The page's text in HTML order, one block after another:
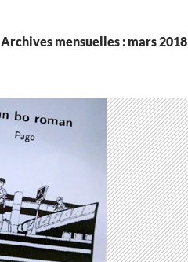
Archives mensuelles : mars 2018